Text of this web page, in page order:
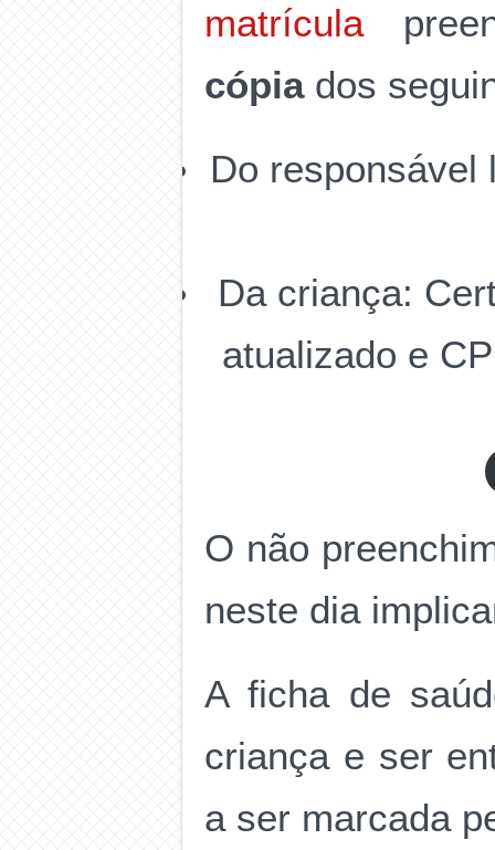
matrícula
cópiados
Do responsável
Da criança:
atualizado e
O não
neste dia
A ficha de
criança e ser
a ser marcada